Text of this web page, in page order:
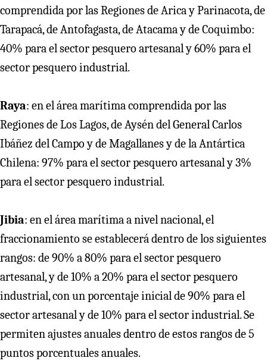
comprendida por las Regiones de Arica y Parinacota, de
Tarapacá, de Antofagasta, de Atacama y de Coquimbo:
40% para el sector pesquero artesanal y 60% para el
sector pesquero industrial.
Raya: en el área marítima comprendida por las
Regiones de Los Lagos, de Aysén del General Carlos
Ibáñez del Campo y de Magallanes y de la Antártica
Chilena: 97% para el sector pesquero artesanal y 3%
para el sector pesquero industrial.
Jibia: en el área marítima a nivel nacional, el
fraccionamiento se establecerá dentro de los siguientes
rangos: de 90% a 80% para el sector pesquero
artesanal, y de 10% a 20% para el sector pesquero
industrial, con un porcentaje inicial de 90% para el
sector artesanal y de 10% para el sector industrial. Se
permiten ajustes anuales dentro de estos rangos de 5
puntos porcentuales anuales.